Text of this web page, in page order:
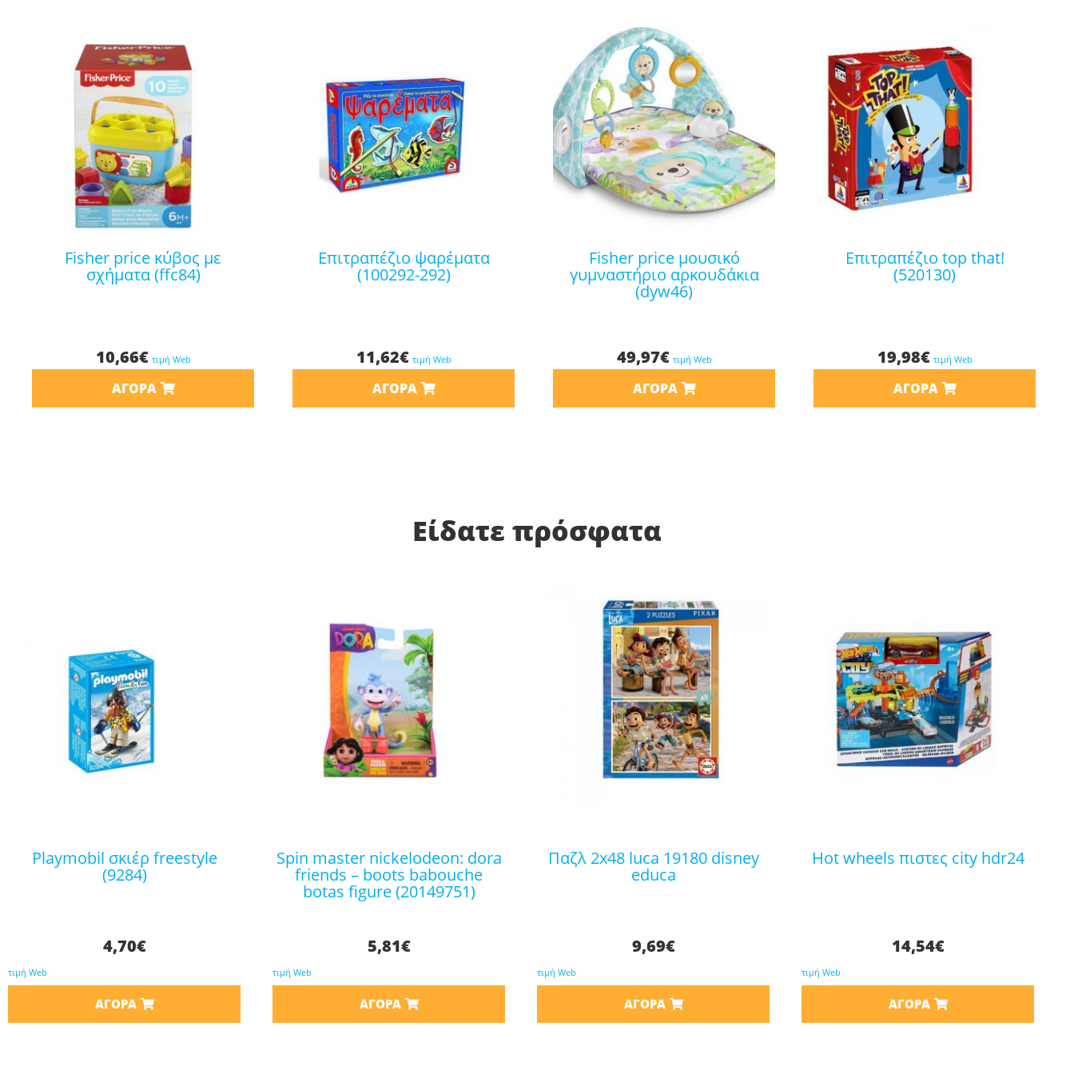
fisher price κύβος με
σχήματα (ffc84)
10,66€ τιμή Web
ΑΓΟΡΆ
επιτραπέζιο ψαρέματα
(100292-292)
11,62€ τιμή Web
ΑΓΟΡΆ
fisher price μουσικό
γυμναστήριο αρκουδάκια
(dyw46)
49,97€ τιμή Web
ΑΓΟΡΆ
επιτραπέζιο top that!
(520130)
19,98€ τιμή Web
ΑΓΟΡΆ
Είδατε πρόσφατα
playmobil σκιέρ freestyle
(9284)
4,70€
τιμή Web
ΑΓΟΡΆ
spin master nickelodeon: dora
friends – boots babouche
botas figure (20149751)
5,81€
τιμή Web
ΑΓΟΡΆ
παζλ 2x48 luca 19180 disney
educa
9,69€
τιμή Web
ΑΓΟΡΆ
hot wheels πιστες city hdr24
14,54€
τιμή Web
ΑΓΟΡΆ